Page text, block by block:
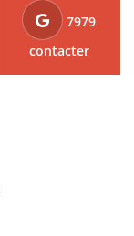
7979
contacter